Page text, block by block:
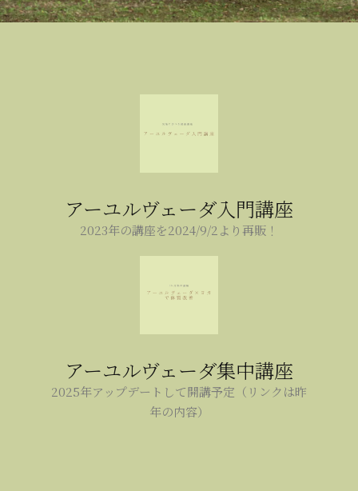
アーユルヴェーダ入門講座
2023年の講座を2024/9/2より再販！
アーユルヴェーダ集中講座
2025年アップデートして開講予定（リンクは昨
年の内容）